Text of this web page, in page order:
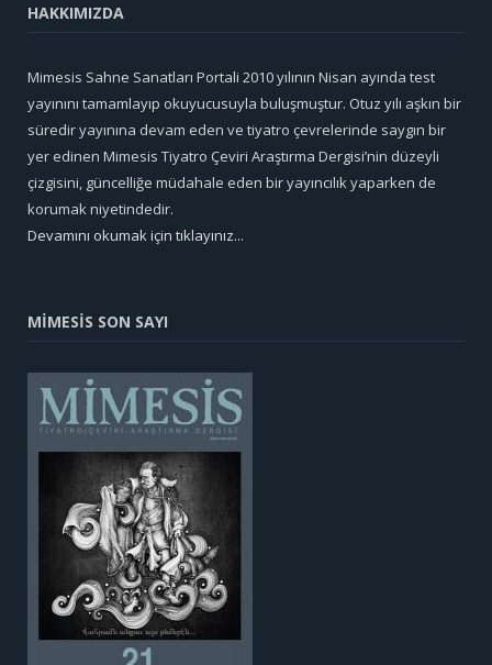
HAKKIMIZDA
Mimesis Sahne Sanatları Portali 2010 yılının Nisan ayında test
yayınını tamamlayıp okuyucusuyla buluşmuştur. Otuz yılı aşkın bir
süredir yayınına devam eden ve tiyatro çevrelerinde saygın bir
yer edinen Mimesis Tiyatro Çeviri Araştırma Dergisi’nin düzeyli
çizgisini, güncelliğe müdahale eden bir yayıncılık yaparken de
korumak niyetindedir.
Devamını okumak için tıklayınız...
MİMESİS SON SAYI